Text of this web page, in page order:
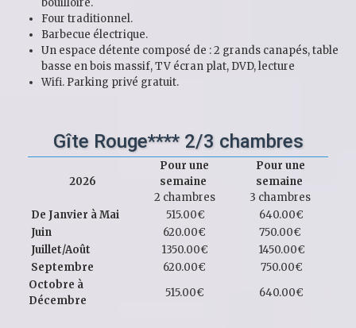
bouilloire.
Four traditionnel.
Barbecue électrique.
Un espace détente composé de : 2 grands canapés, table
basse en bois massif, TV écran plat, DVD, lecture
Wifi. Parking privé gratuit.
Gîte Rouge**** 2/3 chambres
2026
Pour une
semaine
2 chambres
Pour une
semaine
3 chambres
De Janvier à Mai
515.00€
640.00€
Juin
620.00€
750.00€
Juillet/Août
1350.00€
1450.00€
Septembre
620.00€
750.00€
Octobre à
Décembre
515.00€ 640.00€